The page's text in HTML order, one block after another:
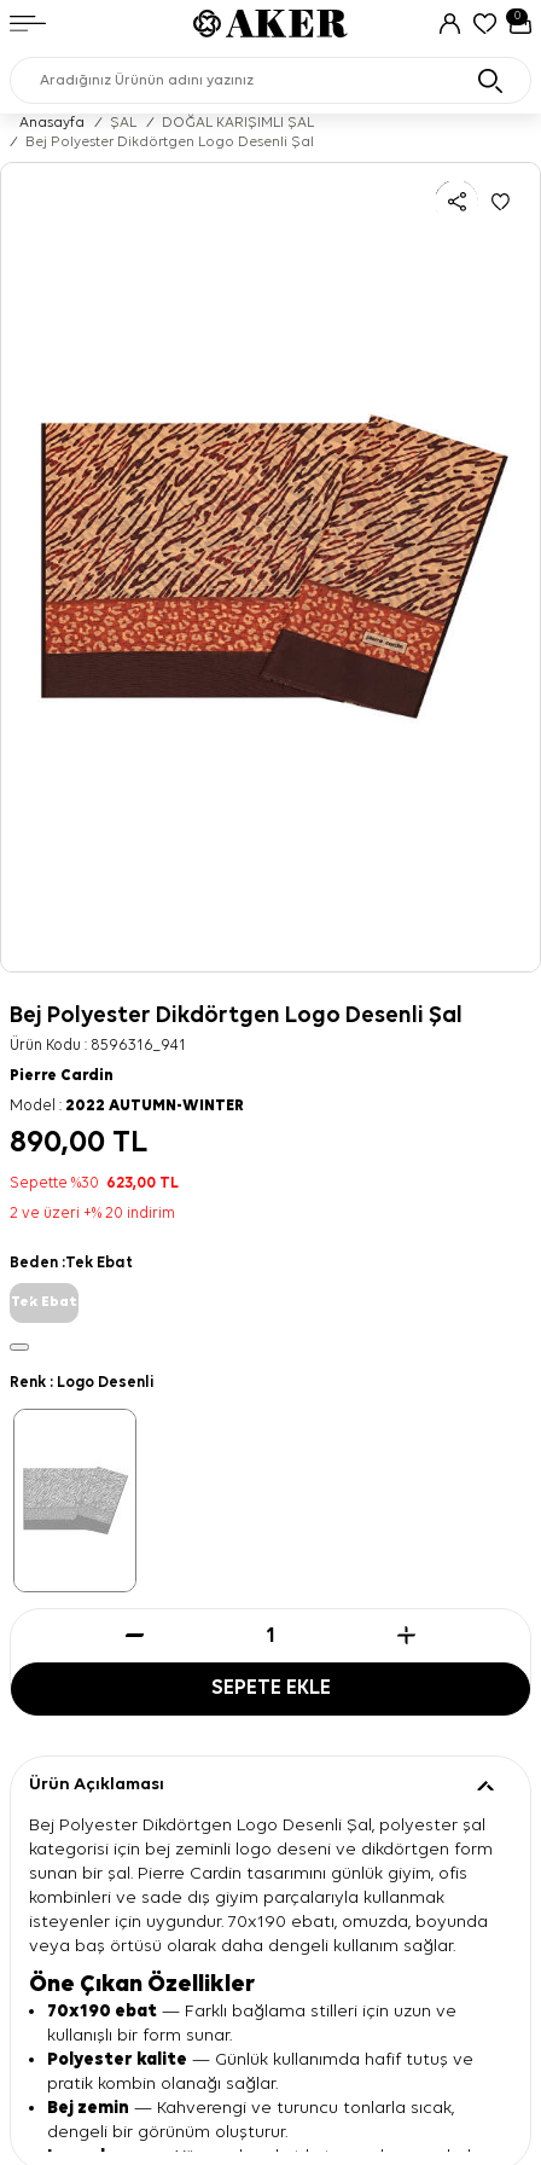
0
Anasayfa / ŞAL /
DOĞAL KARIŞIMLI ŞAL
/
Bej Polyester Dikdörtgen Logo Desenli Şal
Bej Polyester Dikdörtgen Logo Desenli Şal
Ürün Kodu : 8596316_941
Pierre Cardin
Model : 2022 AUTUMN-WINTER
890,00 TL
Sepette %30 623,00 TL
2 ve üzeri +% 20 indirim
Beden :Tek Ebat
Tek Ebat
Renk : Logo Desenli
SEPETE EKLE
Ürün Açıklaması
Bej Polyester Dikdörtgen Logo Desenli Şal, polyester şal
kategorisi için bej zeminli logo deseni ve dikdörtgen form
sunan bir şal. Pierre Cardin tasarımını günlük giyim, ofis
kombinleri ve sade dış giyim parçalarıyla kullanmak
isteyenler için uygundur. 70x190 ebatı, omuzda, boyunda
veya baş örtüsü olarak daha dengeli kullanım sağlar.
Öne Çıkan Özellikler
70x190 ebat — Farklı bağlama stilleri için uzun ve
kullanışlı bir form sunar.
Polyester kalite — Günlük kullanımda hafif tutuş ve
pratik kombin olanağı sağlar.
Bej zemin — Kahverengi ve turuncu tonlarla sıcak,
dengeli bir görünüm oluşturur.
Logo desen
— Yüzeye hareket katar, sade parçalarla